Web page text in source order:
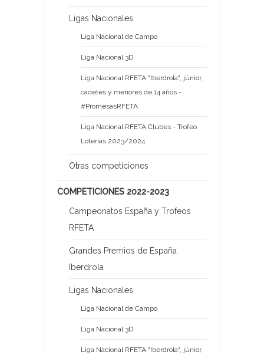
Ligas Nacionales
Liga Nacional de Campo
Liga Nacional 3D
Liga Nacional RFETA "Iberdrola", júnior,
cadetes y menores de 14 años -
#PromesasRFETA
Liga Nacional RFETA Clubes - Trofeo
Loterías 2023/2024
Otras competiciones
COMPETICIONES 2022-2023
Campeonatos España y Trofeos
RFETA
Grandes Premios de España
Iberdrola
Ligas Nacionales
Liga Nacional de Campo
Liga Nacional 3D
Liga Nacional RFETA "Iberdrola", júnior,